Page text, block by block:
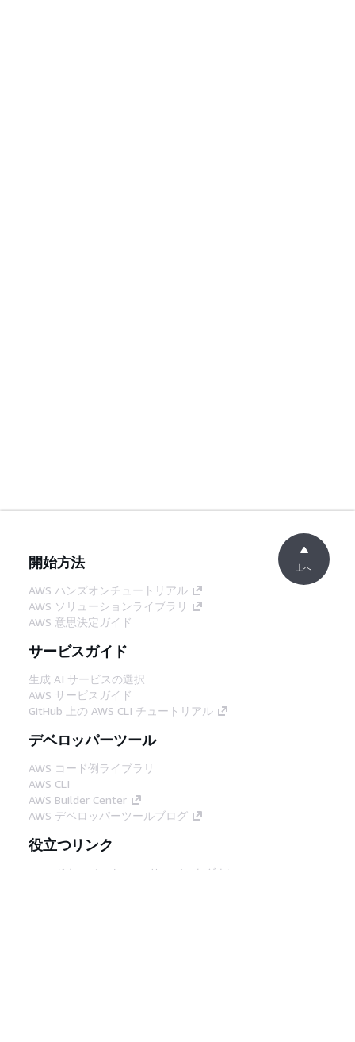
開始方法
AWS ハンズオンチュートリアル
AWS ソリューションライブラリ
AWS 意思決定ガイド
サービスガイド
生成 AI サービスの選択
AWS サービスガイド
GitHub 上の AWS CLI チュートリアル
デベロッパーツール
AWS コード例ライブラリ
AWS CLI
AWS Builder Center
AWS デベロッパーツールブログ
役立つリンク
AWS ドキュメント MCP サーバーをダウンロー
上へ